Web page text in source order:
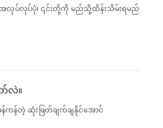
သို့အလုပ်လုပ်ပုံ၊ ၎င်းတို့ကို မည်သို့ထိန်းသိမ်းရမည်
လဲ။
ကန်တဲ့ ဆုံးဖြတ်ချက်ချနိုင်အောင်